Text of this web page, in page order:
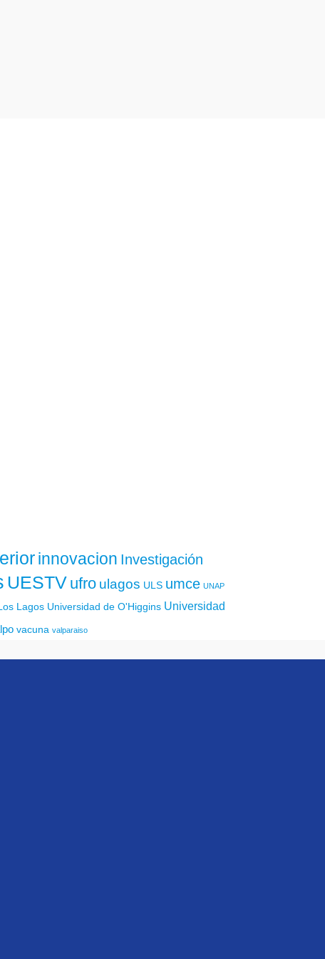
innovacion Investigación
UESTV ufro ulagos ULS umce UNAP
Lagos Universidad de O'Higgins Universidad
vacuna valparaiso